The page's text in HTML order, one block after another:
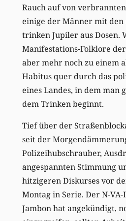
Rauch auf von
einige der Männer mit den
trinken Jupiler aus Dosen.
Manifestations-Folklore
aber mehr noch zu einem
Habitus quer durch das
eines Landes, in dem man
dem Trinken beginnt.
Tief über der
seit der
Polizeihubschrauber,
angespannten Stimmung
hitzigeren Diskurses vor
Montag in Serie. Der N-
Jambon hat angekündigt,